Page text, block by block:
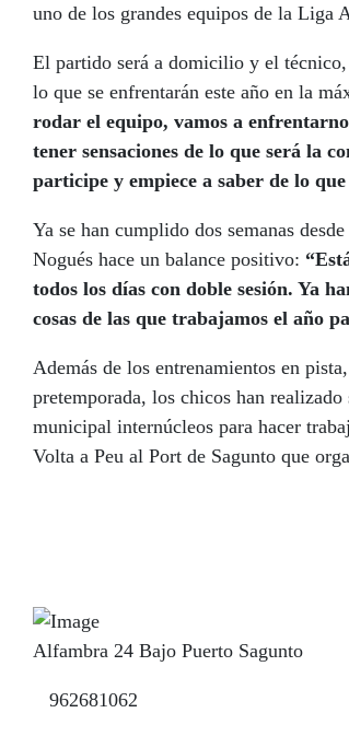
uno de los grandes equipos de la Liga
El partido será a domicilio y el
lo que se enfrentarán este año en la
rodar el equipo, vamos a
tener sensaciones de lo que será la
participe y empiece a saber de lo
Ya se han cumplido dos semanas
Nogués hace un balance positivo:
todos los días con doble sesión. Ya
cosas de las que trabajamos el año
Además de los entrenamientos en
pretemporada, los chicos han
municipal internúcleos para hacer
Volta a Peu al Port de Sagunto que
Alfambra 24 Bajo Puerto Sagunto
962681062